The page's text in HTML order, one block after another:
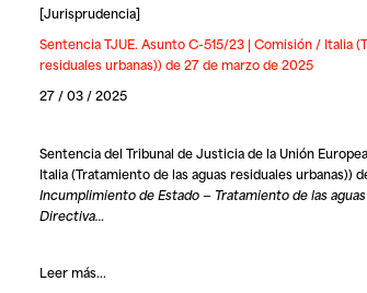
[Jurisprudencia]
Sentencia TJUE. Asunto C-515/23 | Comisión / Italia
residuales urbanas)) de 27 de marzo de 2025
27 / 03 / 2025
Sentencia del Tribunal de Justicia de la Unión
Italia (Tratamiento de las aguas residuales urbanas))
Incumplimiento de Estado — Tratamiento de las
Directiva…
Leer más...